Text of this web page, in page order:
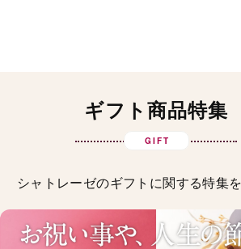
ギフト商品特集
GIFT
シャトレーゼのギフトに関する特集